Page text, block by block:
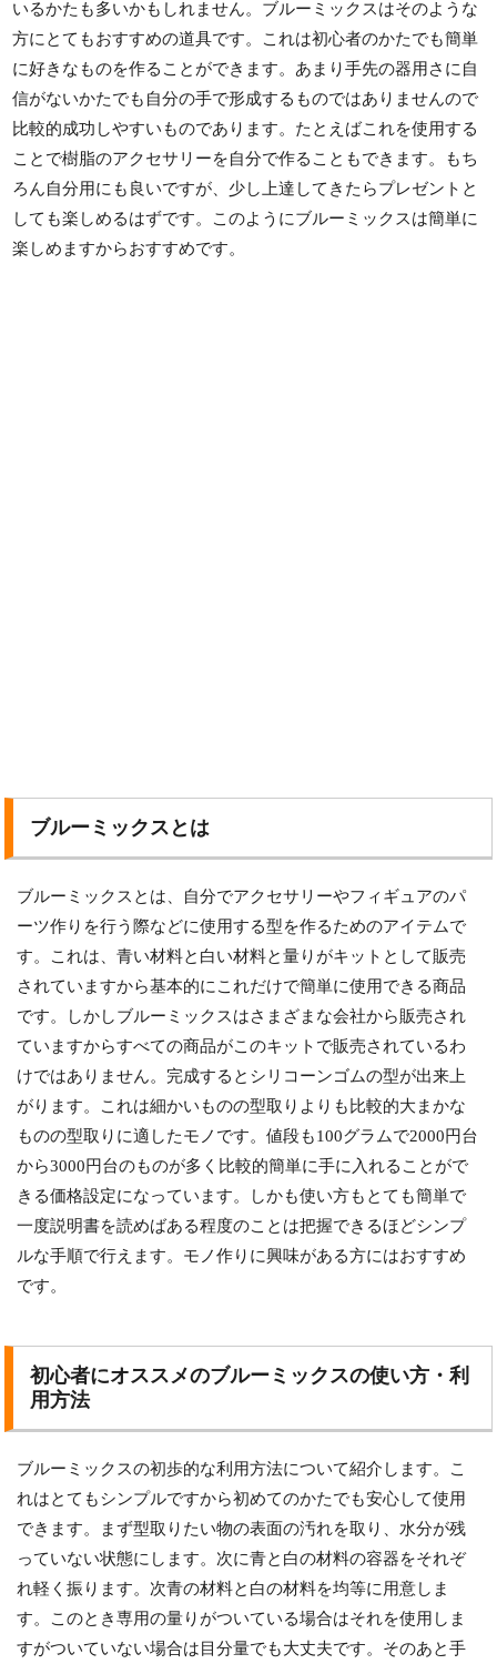
いるかたも多いかもしれません。ブルーミックスはそのような
方にとてもおすすめの道具です。これは初心者のかたでも簡単
に好きなものを作ることができます。あまり手先の器用さに自
信がないかたでも自分の手で形成するものではありませんので
比較的成功しやすいものであります。たとえばこれを使用する
ことで樹脂のアクセサリーを自分で作ることもできます。もち
ろん自分用にも良いですが、少し上達してきたらプレゼントと
しても楽しめるはずです。このようにブルーミックスは簡単に
楽しめますからおすすめです。
ブルーミックスとは
ブルーミックスとは、自分でアクセサリーやフィギュアのパ
ーツ作りを行う際などに使用する型を作るためのアイテムで
す。これは、青い材料と白い材料と量りがキットとして販売
されていますから基本的にこれだけで簡単に使用できる商品
です。しかしブルーミックスはさまざまな会社から販売され
ていますからすべての商品がこのキットで販売されているわ
けではありません。完成するとシリコーンゴムの型が出来上
がります。これは細かいものの型取りよりも比較的大まかな
ものの型取りに適したモノです。値段も100グラムで2000円台
から3000円台のものが多く比較的簡単に手に入れることがで
きる価格設定になっています。しかも使い方もとても簡単で
一度説明書を読めばある程度のことは把握できるほどシンプ
ルな手順で行えます。モノ作りに興味がある方にはおすすめ
です。
初心者にオススメのブルーミックスの使い方・利
用方法
ブルーミックスの初歩的な利用方法について紹介します。こ
れはとてもシンプルですから初めてのかたでも安心して使用
できます。まず型取りたい物の表面の汚れを取り、水分が残
っていない状態にします。次に青と白の材料の容器をそれぞ
れ軽く振ります。次青の材料と白の材料を均等に用意しま
す。このとき専用の量りがついている場合はそれを使用しま
すがついていない場合は目分量でも大丈夫です。そのあと手